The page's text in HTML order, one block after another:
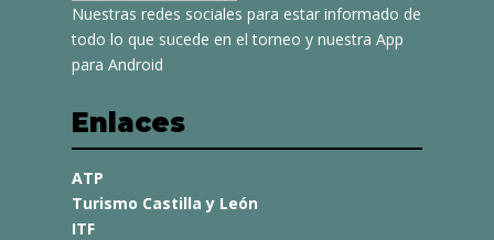
Nuestras redes sociales para estar informado de
todo lo que sucede en el torneo y nuestra App
para Android
Enlaces
ATP
Turismo Castilla y León
ITF